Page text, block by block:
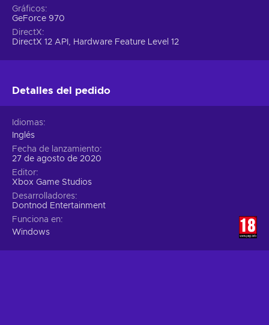
Gráficos
GeForce 970
DirectX
DirectX 12 API, Hardware Feature Level 12
Detalles del pedido
Idiomas
Inglés
Fecha de lanzamiento
27 de agosto de 2020
Editor
Xbox Game Studios
Desarrolladores
Dontnod Entertainment
Funciona en
Windows